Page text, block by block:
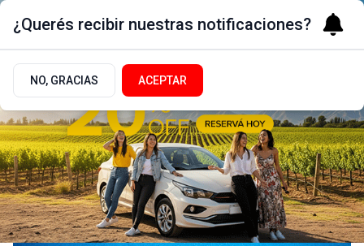
¿Querés recibir nuestras notificaciones?
NO, GRACIAS ACEPTAR